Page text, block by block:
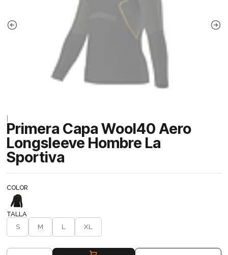
Primera Capa Wool40 Aero
Longsleeve Hombre La
Sportiva
COLOR
TALLA
S M L XL